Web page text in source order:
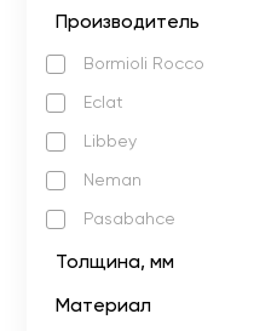
Производитель
Bormioli Rocco
Eclat
Libbey
Neman
Pasabahce
Толщина, мм
Материал